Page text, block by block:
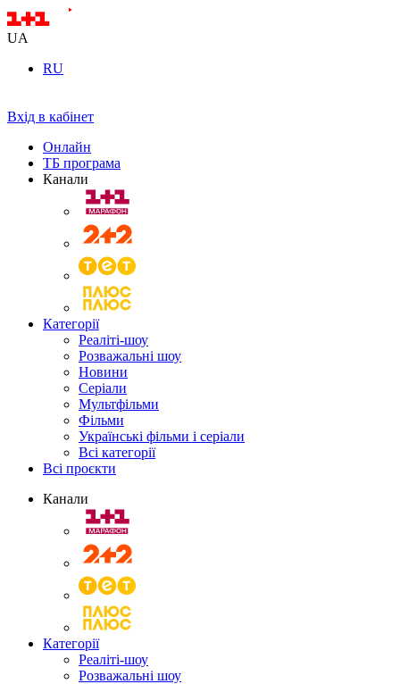
UA
RU
Вхід в кабінет
Онлайн
ТБ програма
Канали
Категорії
Реаліті-шоу
Розважальні шоу
Новини
Серіали
Мультфільми
Фільми
Українські фільми і серіали
Всі категорії
Всі проєкти
Канали
Категорії
Реаліті-шоу
Розважальні шоу